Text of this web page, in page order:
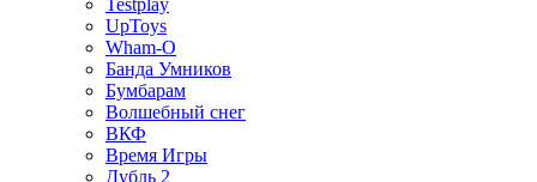
Testplay
UpToys
Wham-O
Банда Умников
Бумбарам
Волшебный снег
ВКФ
Время Игры
Дубль 2